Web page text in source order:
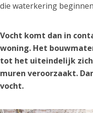
die waterkering
Vocht komt dan in
woning. Het
tot het uiteindelijk
muren veroorzaakt.
vocht.